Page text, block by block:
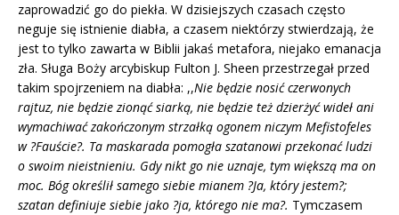
zaprowadzić go do piekła. W dzisiejszych czasach często
neguje się istnienie diabła, a czasem niektórzy stwierdzają, że
jest to tylko zawarta w Biblii jakaś metafora, niejako emanacja
zła. Sługa Boży arcybiskup Fulton J. Sheen przestrzegał przed
takim spojrzeniem na diabła: ,,Nie będzie nosić czerwonych
rajtuz, nie będzie zionąć siarką, nie będzie też dzierżyć wideł ani
wymachiwać zakończonym strzałką ogonem niczym Mefistofeles
w ?Fauście?. Ta maskarada pomogła szatanowi przekonać ludzi
o swoim nieistnieniu. Gdy nikt go nie uznaje, tym większą ma on
moc. Bóg określił samego siebie mianem ?Ja, który jestem?;
szatan definiuje siebie jako ?ja, którego nie ma?. Tymczasem